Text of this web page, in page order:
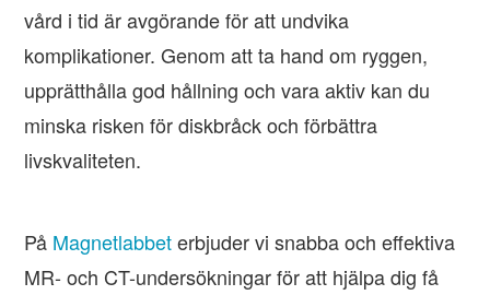
vård i tid är avgörande för att undvika
komplikationer. Genom att ta hand om ryggen,
upprätthålla god hållning och vara aktiv kan du
minska risken för diskbråck och förbättra
livskvaliteten.
På Magnetlabbeterbjuder vi snabba och effektiva
MR- och CT-undersökningar för att hjälpa dig få